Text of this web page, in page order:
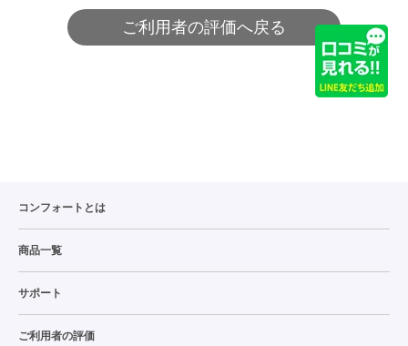
ご利用者の評価へ戻る
コンフォートとは
商品一覧
サポート
ご利用者の評価